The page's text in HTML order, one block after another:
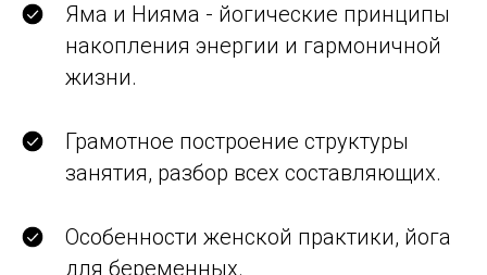
Яма и Нияма - йогические принципы
накопления энергии и гармоничной
жизни.
Грамотное построение структуры
занятия, разбор всех составляющих.
Особенности женской практики, йога
для беременных.